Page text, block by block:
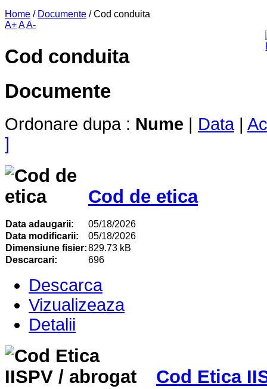
Home / Documente /Cod conduita
A+AA-
Cod conduita
Documente
Ordonare dupa : Nume | Data|
]
Cod de etica
Data adaugarii:
05/18/2026
Data modificarii:
05/18/2026
Dimensiune fisier:829.73 kB
Descarcari:
696
Descarca
Vizualizeaza
Detalii
Cod Etica